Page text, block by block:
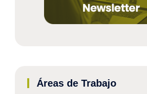
Áreas de Trabajo